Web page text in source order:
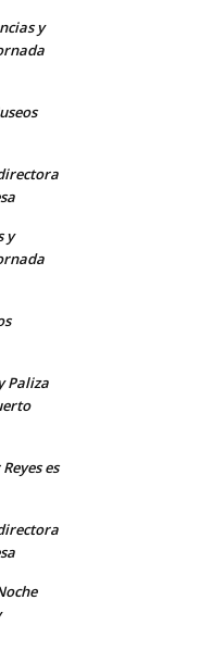
y
y
Paliza
es